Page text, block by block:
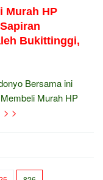
Murah HP
Bukittinggi,
Bersama ini
Murah HP
> >